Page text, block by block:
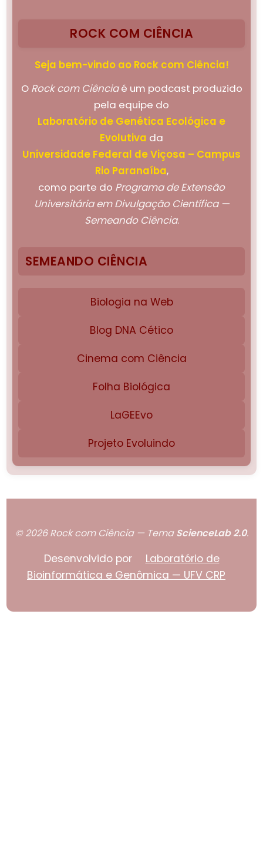
ROCK COM CIÊNCIA
Seja bem-vindo ao Rock com Ciência!
O Rock com Ciênciaé um podcast produzido
pela equipe do
Laboratório de Genética Ecológica e
Evolutiva da
Universidade Federal de Viçosa – Campus
Rio Paranaíba,
como parte do Programa de Extensão
Universitária em Divulgação Científica —
Semeando Ciência.
SEMEANDO CIÊNCIA
Biologia na Web
Blog DNA Cético
Cinema com Ciência
Folha Biológica
LaGEEvo
Projeto Evoluindo
© 2026 Rock com Ciência — TemaScienceLab 2.0.
Desenvolvido por
Laboratório de
Bioinformática e Genômica — UFV CRP